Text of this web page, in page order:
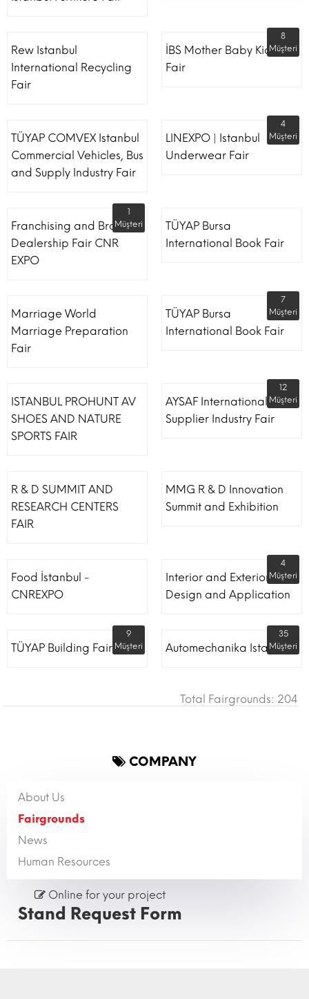
Rew Istanbul
International Recycling
Fair
İBS Mother Baby Kids
Fair
8
Müşteri
TÜYAP COMVEX Istanbul
Commercial Vehicles, Bus
and Supply Industry Fair
LINEXPO | Istanbul
Underwear Fair
4
Müşteri
Franchising and Brand
Dealership Fair CNR
EXPO
1
Müşteri
TÜYAP Bursa
International Book Fair
Marriage World
Marriage Preparation
Fair
TÜYAP Bursa
International Book Fair
7
Müşteri
ISTANBUL PROHUNT AV
SHOES AND NATURE
SPORTS FAIR
AYSAF International Shoe
Supplier Industry Fair
12
Müşteri
R & D SUMMIT AND
RESEARCH CENTERS
FAIR
MMG R & D Innovation
Summit and Exhibition
Food İstanbul -
CNREXPO
Interior and Exterior
Design and Application
4
Müşteri
TÜYAP Building Fair
9
Müşteri
Automechanika Istanbul
35
Müşteri
Total Fairgrounds: 204
COMPANY
About Us
Fairgrounds
News
Human Resources
Online for your project
Stand Request Form